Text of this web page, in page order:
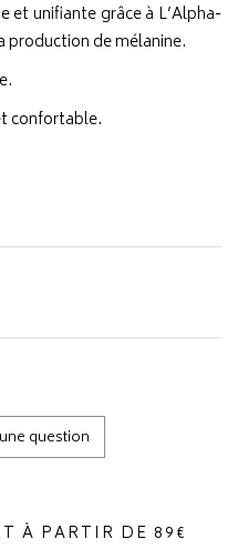
et unifiante grâce à L’Alpha-
de mélanine.
confortable.
question
À PARTIR DE 89€